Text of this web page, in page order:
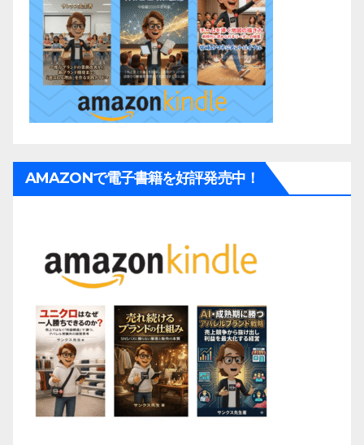
AMAZONで電子書籍を好評発売中！